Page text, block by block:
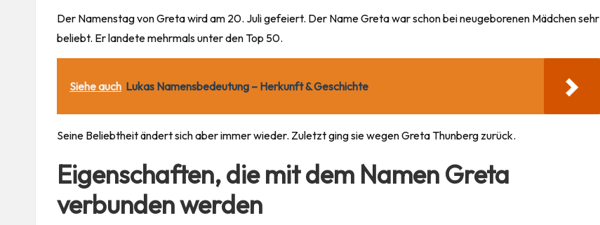
Der Namenstag von Greta wird am 20. Juli gefeiert. Der Name Greta war schon bei neugeborenen Mädchen sehr
beliebt. Er landete mehrmals unter den Top 50.
Siehe auch Lukas Namensbedeutung – Herkunft & Geschichte
Seine Beliebtheit ändert sich aber immer wieder. Zuletzt ging sie wegen Greta Thunberg zurück.
Eigenschaften, die mit dem Namen Greta
verbunden werden